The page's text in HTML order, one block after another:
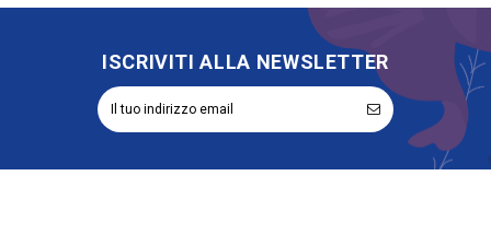
ISCRIVITI ALLA NEWSLETTER